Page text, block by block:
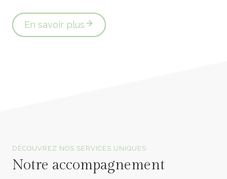
En savoir plus
DÉCOUVREZ NOS SERVICES UNIQUES
Notre accompagnement